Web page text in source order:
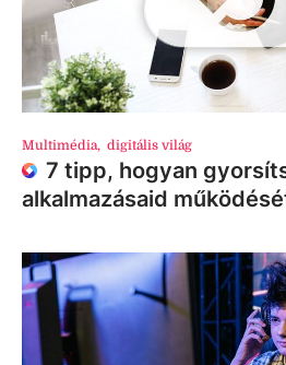
Multimédia, digitális világ
7 tipp, hogyan
alkalmazásaid